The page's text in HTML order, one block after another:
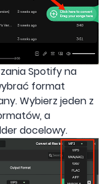
Spotify na
format
Wybierz jeden z
a
docelowy.